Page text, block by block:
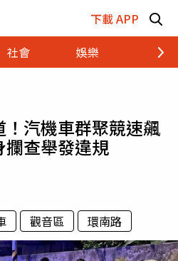
下載 APP
社會 娛樂 財經
汽機車群聚競速飆
查舉發違規
觀音區 環南路